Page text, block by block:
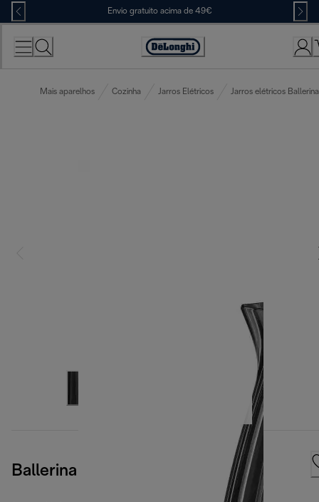
Skip
to
Content
Envio gratuito acima de 49€
Accessibility
Mais aparelhos Cozinha Jarros Elétricos Jarros elétricos Ballerina
Ballerina Furnace Black